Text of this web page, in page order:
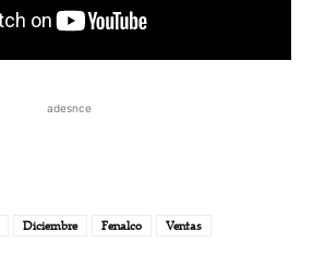
adesnce
Diciembre Fenalco Ventas